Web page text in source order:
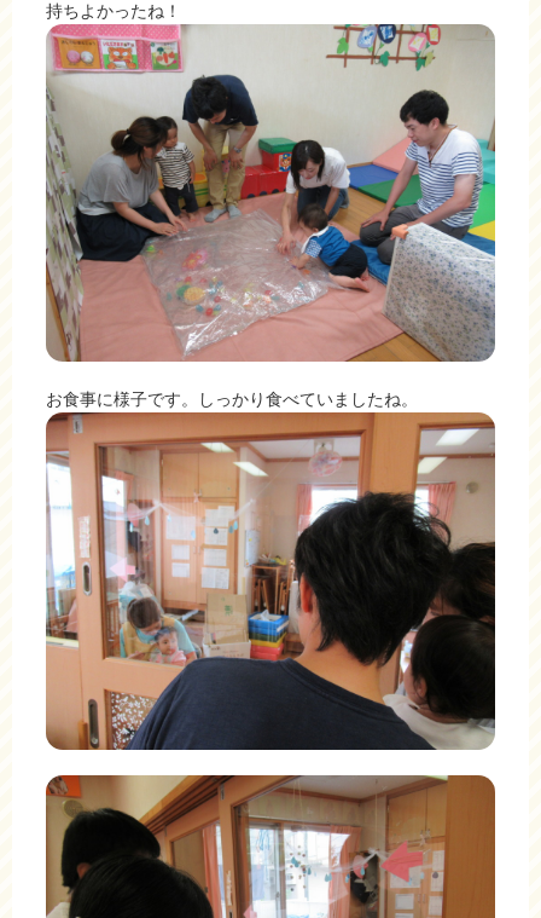
持ちよかったね！
お食事に様子です。しっかり食べていましたね。